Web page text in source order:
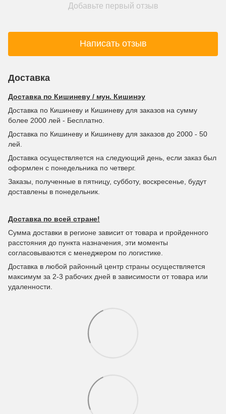
Добавьте первый отзыв
Написать отзыв
Доставка
Доставка по Кишиневу / мун. Кишинэу
Доставка по Кишиневу и Кишиневу для заказов на сумму
более 2000 лей - Бесплатно.
Доставка по Кишиневу и Кишиневу для заказов до 2000 - 50
лей.
Доставка осуществляется на следующий день, если заказ был
оформлен с понедельника по четверг.
Заказы, полученные в пятницу, субботу, воскресенье, будут
доставлены в понедельник.
Доставка по всей стране!
Сумма доставки в регионе зависит от товара и пройденного
расстояния до пункта назначения, эти моменты
согласовываются с менеджером по логистике.
Доставка в любой районный центр страны осуществляется
максимум за 2-3 рабочих дней в зависимости от товара или
удаленности.